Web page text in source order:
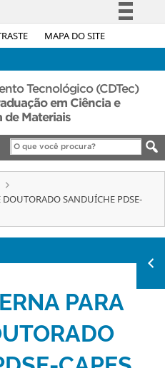
MAPA DO SITE
Simplifique!
Acesso à informação
Legislação
Canais
Tecnológico (CDTec)
em Ciência e
de Materiais
DOUTORADO SANDUÍCHE PDSE-
PARA